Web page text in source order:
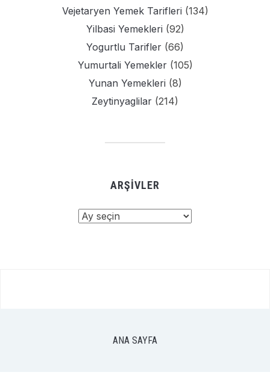
Vejetaryen Yemek Tarifleri (134)
Yilbasi Yemekleri (92)
Yogurtlu Tarifler (66)
Yumurtali Yemekler(105)
Yunan Yemekleri (8)
Zeytinyaglilar (214)
ARŞIVLER
ANA SAYFA